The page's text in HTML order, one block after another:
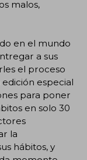
malos,
en el mundo
a sus
el proceso
edición especial
para poner
en solo 30
la
hábitos, y